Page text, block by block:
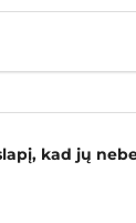
kad jų